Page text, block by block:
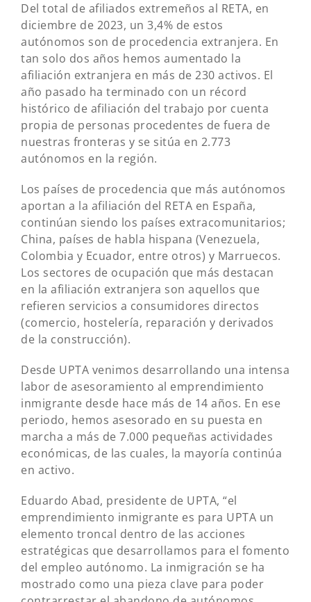
Del total de afiliados extremeños al RETA, en
diciembre de 2023, un 3,4% de estos
autónomos son de procedencia extranjera. En
tan solo dos años hemos aumentado la
afiliación extranjera en más de 230 activos. El
año pasado ha terminado con un récord
histórico de afiliación del trabajo por cuenta
propia de personas procedentes de fuera de
nuestras fronteras y se sitúa en 2.773
autónomos en la región.
Los países de procedencia que más autónomos
aportan a la afiliación del RETA en España,
continúan siendo los países extracomunitarios;
China, países de habla hispana (Venezuela,
Colombia y Ecuador, entre otros) y Marruecos.
Los sectores de ocupación que más destacan
en la afiliación extranjera son aquellos que
refieren servicios a consumidores directos
(comercio, hostelería, reparación y derivados
de la construcción).
Desde UPTA venimos desarrollando una intensa
labor de asesoramiento al emprendimiento
inmigrante desde hace más de 14 años. En ese
periodo, hemos asesorado en su puesta en
marcha a más de 7.000 pequeñas actividades
económicas, de las cuales, la mayoría continúa
en activo.
Eduardo Abad, presidente de UPTA, “el
emprendimiento inmigrante es para UPTA un
elemento troncal dentro de las acciones
estratégicas que desarrollamos para el fomento
del empleo autónomo. La inmigración se ha
mostrado como una pieza clave para poder